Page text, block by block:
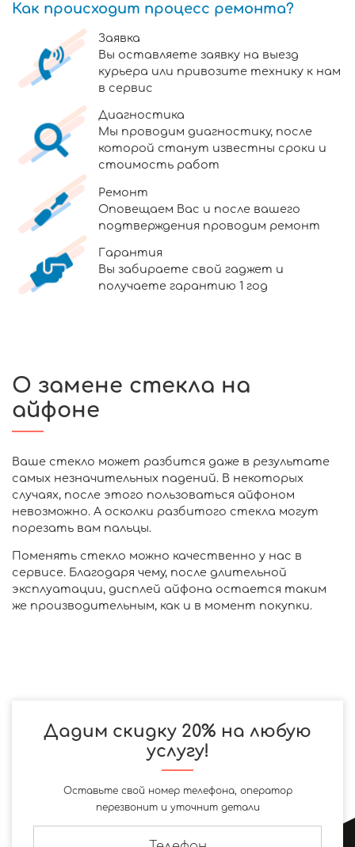
Как происходит процесс ремонта?
Заявка
Вы оставляете заявку на выезд
курьера или привозите технику к нам
в сервис
Диагностика
Мы проводим диагностику, после
которой станут известны сроки и
стоимость работ
Ремонт
Оповещаем Вас и после вашего
подтверждения проводим ремонт
Гарантия
Вы забираете свой гаджет и
получаете гарантию 1 год
О замене стекла на
айфоне
Ваше стекло может разбится даже в результате
самых незначительных падений. В некоторых
случаях, после этого пользоваться айфоном
невозможно. А осколки разбитого стекла могут
порезать вам пальцы.
Поменять стекло можно качественно у нас в
сервисе. Благодаря чему, после длительной
эксплуатации, дисплей айфона остается таким
же производительным, как и в момент покупки.
Дадим скидку 20% на любую
услугу!
Оставьте свой номер телефона, оператор
перезвонит и уточнит детали